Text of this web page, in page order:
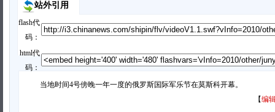
站外引用
flash代
码：
html代
码：
当地时间4号傍晚一年一度的俄罗斯国际军乐节在莫斯科开幕。
【编